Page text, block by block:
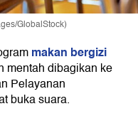
GlobalStock)
makan bergizi
mentah dibagikan ke
Pelayanan
buka suara.